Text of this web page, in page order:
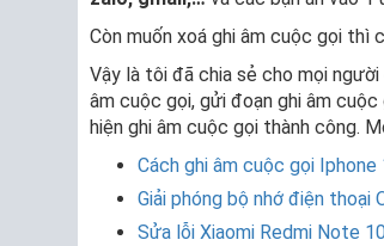
Còn muốn xoá ghi âm cuộc gọi thì
Vậy là tôi đã chia sẻ cho mọi
âm cuộc gọi, gửi đoạn ghi âm
hiện ghi âm cuộc gọi thành công.
Cách ghi âm cuộc gọi
Giải phóng bộ nhớ điện thoại
Sửa lỗi Xiaomi Redmi Note